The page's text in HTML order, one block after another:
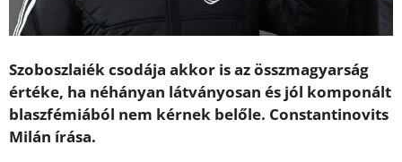
Szoboszlaiék csodája akkor is az összmagyarság
értéke, ha néhányan látványosan és jól komponált
blaszfémiából nem kérnek belőle. Constantinovits
Milán írása.